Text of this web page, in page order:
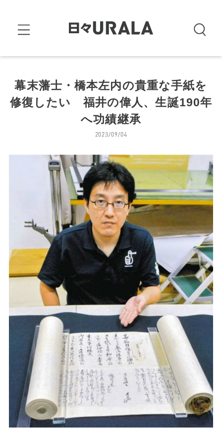
幕末藩士・橋本左内の貴重な手紙を
修復したい 福井の偉人、生誕190年
へ功績継承
2023/09/04